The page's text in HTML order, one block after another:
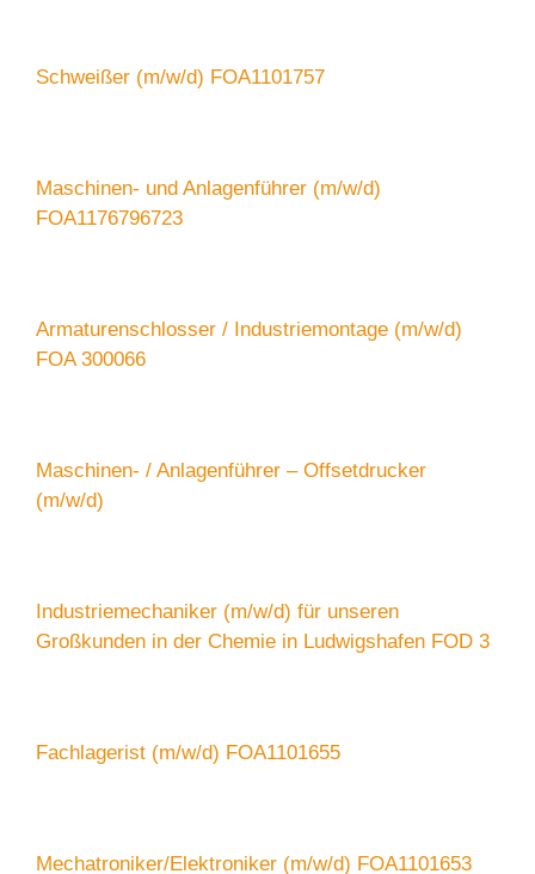
Schweißer (m/w/d) FOA1101757
Maschinen- und Anlagenführer (m/w/d)
FOA1176796723
Armaturenschlosser / Industriemontage (m/w/d)
FOA 300066
Maschinen- / Anlagenführer – Offsetdrucker
(m/w/d)
Industriemechaniker (m/w/d) für unseren
Großkunden in der Chemie in Ludwigshafen FOD 3
Fachlagerist (m/w/d) FOA1101655
Mechatroniker/Elektroniker (m/w/d) FOA1101653